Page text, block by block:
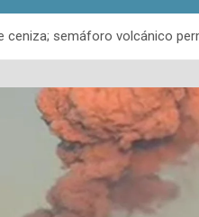
ceniza; semáforo volcánico